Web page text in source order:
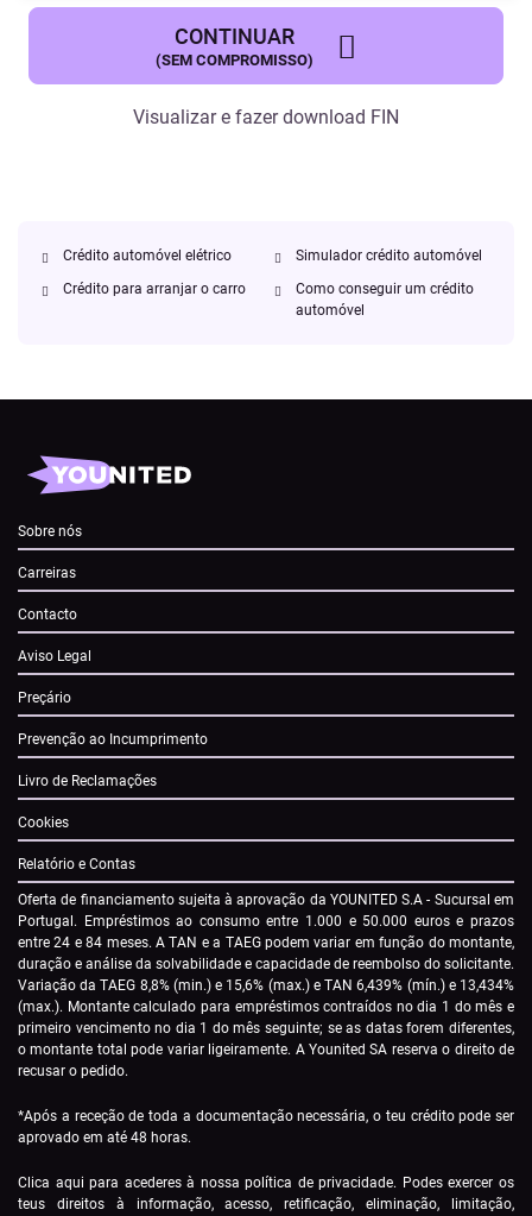
CONTINUAR
(SEM COMPROMISSO)
Visualizar e fazer download FIN
Crédito automóvel elétrico
Crédito para arranjar o carro
Simulador crédito automóvel
Como conseguir um crédito
automóvel
Sobre nós
Carreiras
Contacto
Aviso Legal
Preçário
Prevenção ao Incumprimento
Livro de Reclamações
Cookies
Relatório e Contas
Oferta de financiamento sujeita à aprovação da YOUNITED S.A - Sucursal em
Portugal. Empréstimos ao consumo entre 1.000 e 50.000 euros e prazos
entre 24 e 84 meses. A TAN e a TAEG podem variar em função do montante,
duração e análise da solvabilidade e capacidade de reembolso do solicitante.
Variação da TAEG 8,8% (min.) e 15,6% (max.) e TAN 6,439% (mín.) e 13,434%
(max.). Montante calculado para empréstimos contraídos no dia 1 do mês e
primeiro vencimento no dia 1 do mês seguinte; se as datas forem diferentes,
o montante total pode variar ligeiramente. A Younited SA reserva o direito de
recusar o pedido.
*Após a receção de toda a documentação necessária, o teu crédito pode ser
aprovado em até 48 horas.
Clica aqui para acederes à nossa política de privacidade. Podes exercer os
teus direitos à informação, acesso, retificação, eliminação, limitação,